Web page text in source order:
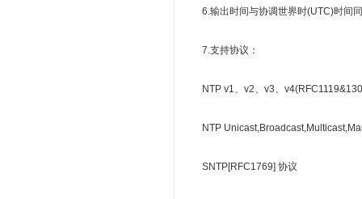
6.输出时间与协调世界时(UTC)时间
7.支持协议：
NTP v1、v2、v3、
NTP
SNTP[RFC1769] 协议